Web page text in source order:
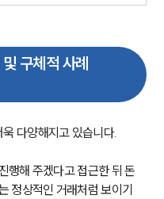
구체적 사례
다양해지고 있습니다.
행해 주겠다고 접근한 뒤 돈
정상적인 거래처럼 보이기